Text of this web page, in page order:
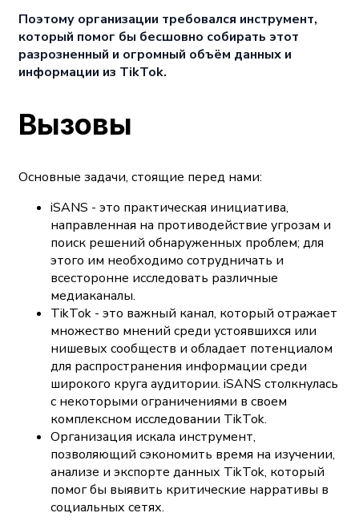
Поэтому организации требовался инструмент,
который помог бы бесшовно собирать этот
разрозненный и огромный объём данных и
информации из TikTok.
Вызовы
Основные задачи, стоящие перед нами:
iSANS - это практическая инициатива,
направленная на противодействие угрозам и
поиск решений обнаруженных проблем; для
этого им необходимо сотрудничать и
всесторонне исследовать различные
медиаканалы.
TikTok - это важный канал, который отражает
множество мнений среди устоявшихся или
нишевых сообществ и обладает потенциалом
для распространения информации среди
широкого круга аудитории. iSANS столкнулась
с некоторыми ограничениями в своем
комплексном исследовании TikTok.
Организация искала инструмент,
позволяющий сэкономить время на изучении,
анализе и экспорте данных TikTok, который
помог бы выявить критические нарративы в
социальных сетях.